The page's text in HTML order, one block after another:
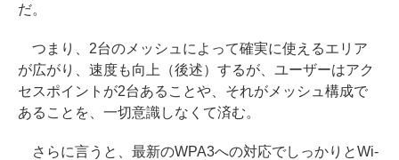
だ。
つまり、2台のメッシュによって確実に使えるエリア
が広がり、速度も向上（後述）するが、ユーザーはアク
セスポイントが2台あることや、それがメッシュ構成で
あることを、一切意識しなくて済む。
さらに言うと、最新のWPA3への対応でしっかりとWi-